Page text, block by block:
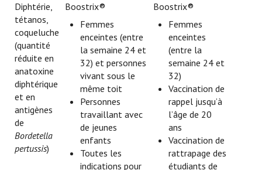
Diphtérie,
tétanos,
coqueluche
(quantité
réduite en
anatoxine
diphtérique
et en
antigènes
de
Bordetella
pertussis)
Boostrix®
Femmes
enceintes (entre
la semaine 24 et
32) et personnes
vivant sous le
même toit
Personnes
travaillant avec
de jeunes
enfants
Toutes les
indications pour
Boostrix®
Femmes
enceintes
(entre la
semaine 24 et
32)
Vaccination de
rappel jusqu’à
l’âge de 20
ans
Vaccination de
rattrapage des
étudiants de